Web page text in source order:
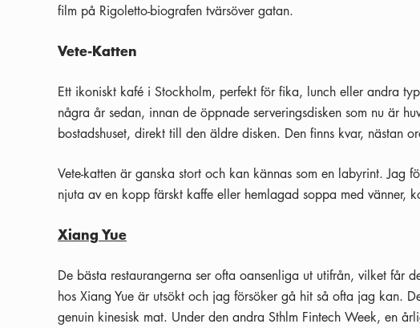
film på Rigoletto-biografen tvärsöver gatan.
Vete-Katten
Ett ikoniskt kafé i Stockholm, perfekt för fika, lunch eller andra
några år sedan, innan de öppnade serveringsdisken som nu är
bostadshuset, direkt till den äldre disken. Den finns kvar, nästan
Vete-katten är ganska stort och kan kännas som en labyrint. Jag
njuta av en kopp färskt kaffe eller hemlagad soppa med vänner,
Xiang Yue
De bästa restaurangerna ser ofta oansenliga ut utifrån, vilket får
hos Xiang Yue är utsökt och jag försöker gå hit så ofta jag kan.
genuin kinesisk mat. Under den andra Sthlm Fintech Week, en